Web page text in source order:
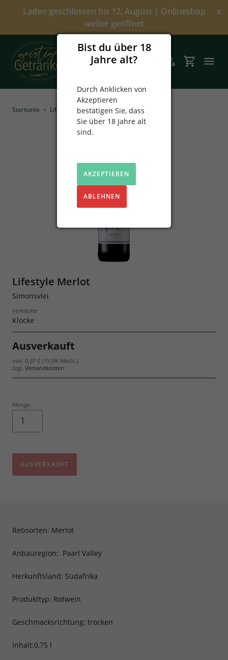
Bist du über 18
Jahre alt?
Durch Anklicken von
Akzeptieren
bestätigen Sie, dass
Sie über 18 Jahre alt
sind.
AKZEPTIEREN
ABLEHNEN
Laden geschlossen bis 12. August | Onlineshop
weiter geöffnet
x
SuchenEinloggen
Angebote
Startseite › Lifestyle Merlot
Lifestyle Merlot
Simonsvlei
Verkäufer
Klocke
Ausverkauft
inkl. 0,97 € (19.0% MwSt.)
zzgl. Versandkosten
Menge
AUSVERKAUFT
Rebsorten: Merlot
Anbauregion: Paarl Valley
Herkunftsland: Südafrika
Produkttyp: Rotwein
Geschmacksrichtung: trocken
Inhalt:0,75 l